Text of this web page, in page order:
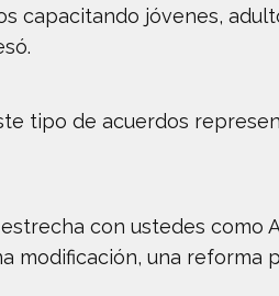
capacitando jóvenes,
tipo de acuerdos
con ustedes como
una reforma